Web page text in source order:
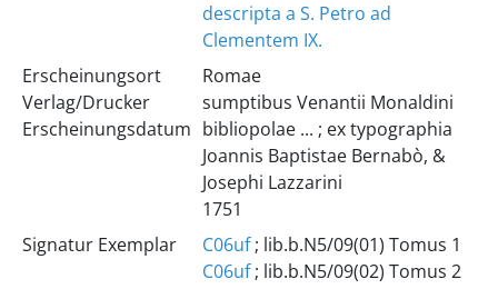
descripta a S. Petro ad
Clementem IX.
Erscheinungsort
Verlag/Drucker
Erscheinungsdatum
Romae
sumptibus Venantii Monaldini
bibliopolae ... ; ex typographia
Joannis Baptistae Bernabò, &
Josephi Lazzarini
1751
Signatur Exemplar
C06uf; lib.b.N5/09(01) Tomus 1
C06uf; lib.b.N5/09(02) Tomus 2